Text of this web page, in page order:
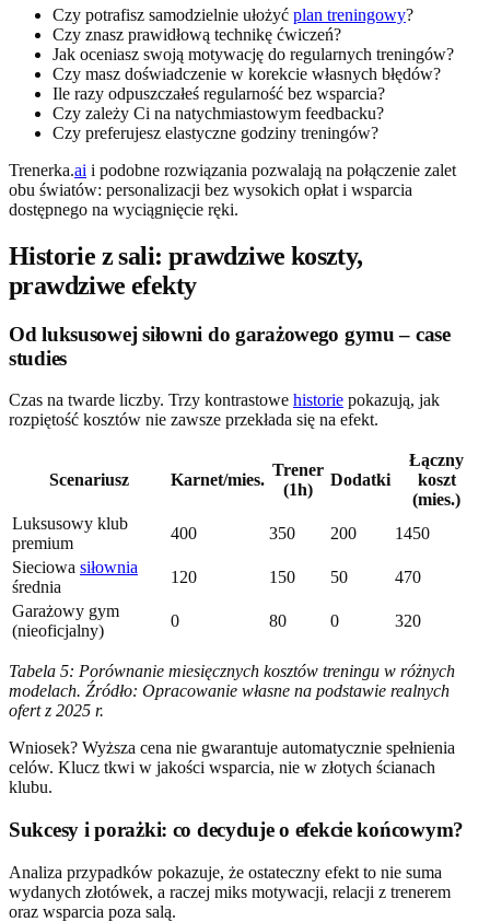
Czy potrafisz samodzielnie ułożyć plan treningowy?
Czy znasz prawidłową technikę ćwiczeń?
Jak oceniasz swoją motywację do regularnych treningów?
Czy masz doświadczenie w korekcie własnych błędów?
Ile razy odpuszczałeś regularność bez wsparcia?
Czy zależy Ci na natychmiastowym feedbacku?
Czy preferujesz elastyczne godziny treningów?
Trenerka.ai i podobne rozwiązania pozwalają na połączenie zalet
obu światów: personalizacji bez wysokich opłat i wsparcia
dostępnego na wyciągnięcie ręki.
Historie z sali: prawdziwe koszty,
prawdziwe efekty
Od luksusowej siłowni do garażowego gymu – case
studies
Czas na twarde liczby. Trzy kontrastowe historie pokazują, jak
rozpiętość kosztów nie zawsze przekłada się na efekt.
Scenariusz Karnet/mies.
Trener
(1h)
Dodatki
Łączny
koszt
(mies.)
Luksusowy klub
premium
400 350 200
1450
Sieciowa siłownia
średnia
120 150 50
470
Garażowy gym
(nieoficjalny)
0 80 0 320
Tabela 5: Porównanie miesięcznych kosztów treningu w różnych
modelach. Źródło: Opracowanie własne na podstawie realnych
ofert z 2025 r.
Wniosek? Wyższa cena nie gwarantuje automatycznie spełnienia
celów. Klucz tkwi w jakości wsparcia, nie w złotych ścianach
klubu.
Sukcesy i porażki: co decyduje o efekcie końcowym?
Analiza przypadków pokazuje, że ostateczny efekt to nie suma
wydanych złotówek, a raczej miks motywacji, relacji z trenerem
oraz wsparcia poza salą.